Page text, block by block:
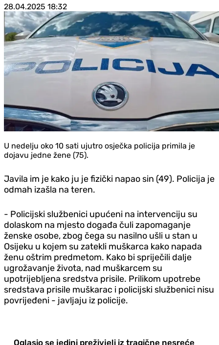
28.04.2025 18:32
U nedelju oko 10 sati ujutro osječka policija primila je
dojavu jedne žene (75).
Javila im je kako ju je fizički napao sin (49). Policija je
odmah izašla na teren.
- Policijski službenici upućeni na intervenciju su
dolaskom na mjesto događa čuli zapomaganje
ženske osobe, zbog čega su nasilno ušli u stan u
Osijeku u kojem su zatekli muškarca kako napada
ženu oštrim predmetom. Kako bi spriječili dalje
ugrožavanje života, nad muškarcem su
upotrijebljena sredstva prisile. Prilikom upotrebe
sredstava prisile muškarac i policijski službenici nisu
povrijeđeni - javljaju iz policije.
Oglasio se jedini preživjeli iz tragične nesreće